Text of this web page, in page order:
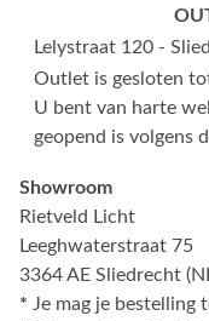
Lelystraat 120 -
Outlet is gesloten
U bent van harte
geopend is volgens
Showroom
Rietveld Licht
Leeghwaterstraat 75
3364 AE Sliedrecht
* Je mag je bestelling